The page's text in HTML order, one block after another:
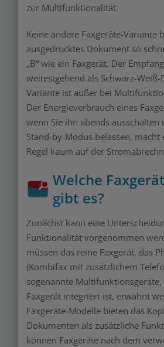
zur Multifunktionalität.
Keine andere Faxgeräte-Variante
ausgedrucktes Dokument so
„B“ wie ein Faxgerät. Der
weitestgehend als Schwarz-Weiß-
Variante ist außer bei
Der Energieverbrauch eines
wenn Sie ihn abends ausschalten
Stand-by-Modus belassen, macht
Regel kaum auf der
Welche
gibt es?
Zunächst kann eine
Funktionalität vorgenommen
müssen das reine Faxgerät, das
(Kombifax mit zusätzlichem
sogenannte
Faxgerät integriert ist, erwähnt
Faxgeräte-Modelle bieten das
Dokumenten als zusätzliche
können Faxgeräte nach dem